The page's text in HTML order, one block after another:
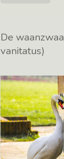
De
vanitatus)